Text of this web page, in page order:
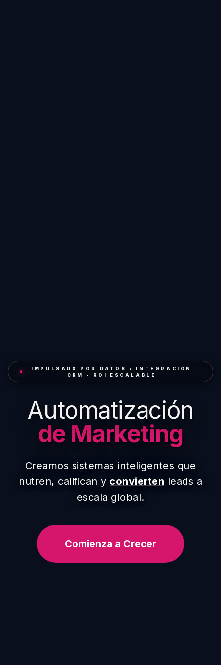
IMPULSADO POR DATOS • INTEGRACIÓN
CRM • ROI ESCALABLE
Automatización
de Marketing
Creamos sistemas inteligentes que
nutren, califican y convierten leads a
escala global.
Comienza a Crecer